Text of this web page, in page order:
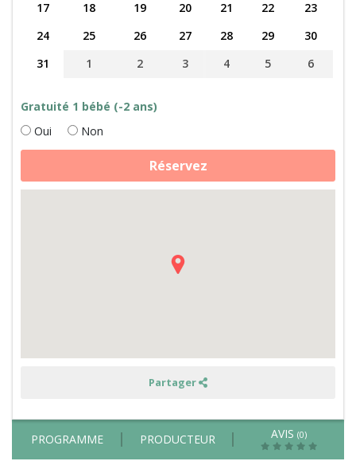
PROGRAMME PRODUCTEUR AVIS (0)
17
18 19 20 21 22
23
24
25 26 27 28 29
30
31
1 2 3 4 5 6
Gratuité 1 bébé (-2 ans)
Oui
Non
quantité
Rencontre
avec
vacances
Réservez
Partager